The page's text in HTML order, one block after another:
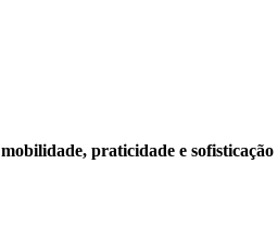
mobilidade, praticidade e sofisticação